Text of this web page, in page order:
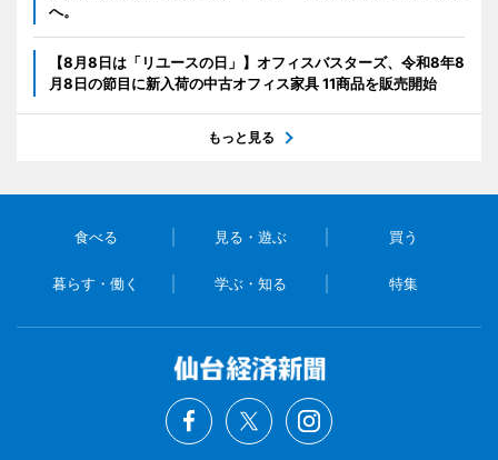
へ。
【8月8日は「リユースの日」】オフィスバスターズ、令和8年8
月8日の節目に新入荷の中古オフィス家具 11商品を販売開始
もっと見る
食べる 見る・遊ぶ 買う
暮らす・働く 学ぶ・知る 特集